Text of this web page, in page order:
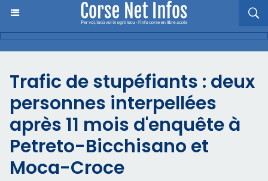
Trafic de stupéfiants : deux
personnes interpellées
après 11 mois d'enquête à
Petreto-Bicchisano et
Moca-Croce